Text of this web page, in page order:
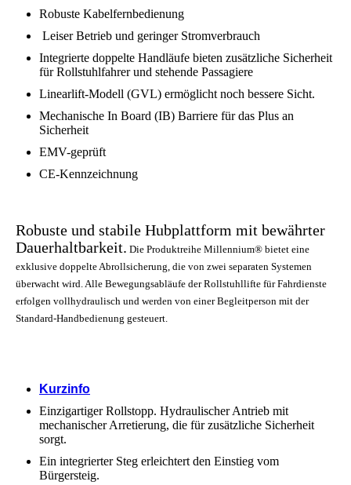
Robuste Kabelfernbedienung
Leiser Betrieb und geringer Stromverbrauch
Integrierte doppelte Handläufe bieten zusätzliche Sicherheit
für Rollstuhlfahrer und stehende Passagiere
Linearlift-Modell (GVL) ermöglicht noch bessere Sicht.
Mechanische In Board (IB) Barriere für das Plus an
Sicherheit
EMV-geprüft
CE-Kennzeichnung
Robuste und stabile Hubplattform mit bewährter
Dauerhaltbarkeit. Die Produktreihe Millennium® bietet eine
exklusive doppelte Abrollsicherung, die von zwei separaten Systemen
überwacht wird.Alle Bewegungsabläufe der Rollstuhllifte für Fahrdienste
erfolgen vollhydraulisch und werden von einer Begleitperson mit der
Standard-Handbedienung gesteuert.
Kurzinfo
Einzigartiger Rollstopp. Hydraulischer Antrieb mit
mechanischer Arretierung, die für zusätzliche Sicherheit
sorgt.
Ein integrierter Steg erleichtert den Einstieg vom
Bürgersteig.